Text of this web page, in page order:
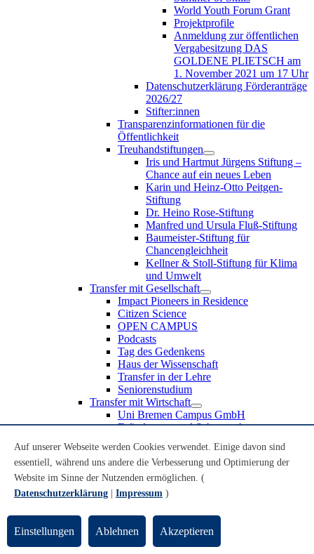
World Youth Forum Grant
Projektprofile
Anmeldung zur öffentlichen
Vergabesitzung DAS
GOLDENE PLIETSCH am
1. November 2021 um 17 Uhr
Datenschutzerklärung Förderanträge
2026/27
Stifter:innen
Transparenzinformationen für die
Öffentlichkeit
Treuhandstiftungen
Iris und Hartmut Jürgens Stiftung –
Chance auf ein neues Leben
Karin und Heinz-Otto Peitgen-
Stiftung
Dr. Heino Rose-Stiftung
Manfred und Ursula Fluß-Stiftung
Baumeister-Stiftung für
Chancengleichheit
Kellner & Stoll-Stiftung für Klima
und Umwelt
Transfer mit Gesellschaft
Impact Pioneers in Residence
Citizen Science
OPEN CAMPUS
Podcasts
Tag des Gedenkens
Haus der Wissenschaft
Transfer in der Lehre
Seniorenstudium
Transfer mit Wirtschaft
Uni Bremen Campus GmbH
Erfindungen und Schutzrechte
Recruiting an der Universität Bremen
Weiterbildung an der Universität Bremen
Transfer mit Schule
Schülerinnen und Schüler
Schulklassen
Lehrkräfte
Gründungsunterstützung
Auf unserer Webseite werden Cookies verwendet. Einige davon sind
essentiell, während uns andere die Verbesserung und Optimierung der
Website im Sinne der Nutzenden ermöglichen. (
Datenschutzerklärung
Impressum )
Einstellungen Ablehnen Akzeptieren